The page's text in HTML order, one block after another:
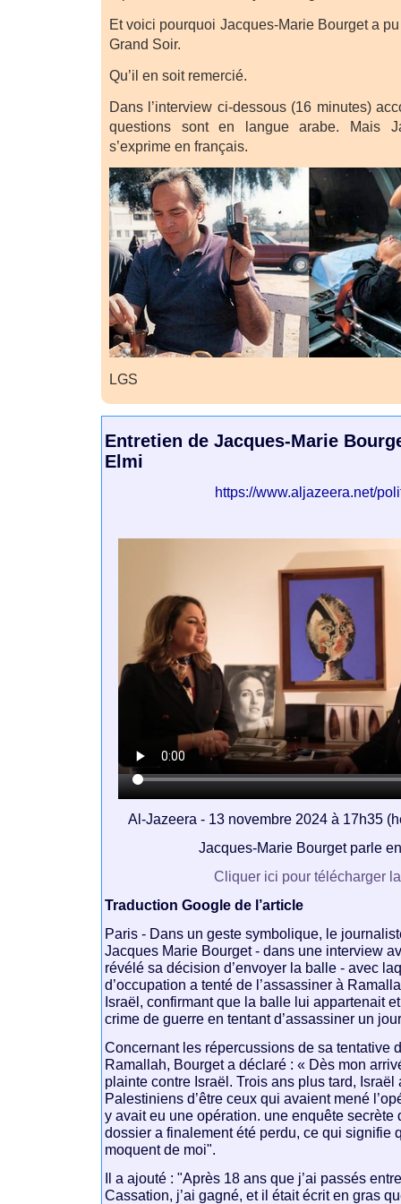
Et voici pourquoi Jacques-Marie Bourget a
Grand Soir.
Qu’il en soit remercié.
Dans l’interview ci-dessous (16 minutes)
questions sont en langue arabe. Mais
s’exprime en français.
LGS
Entretien de Jacques-Marie
Elmi
https://www.aljazeera.net/
Al-Jazeera - 13 novembre 2024 à 17h35
Jacques-Marie Bourget parle
Cliquer ici pour télécharger
Traduction Google de l’article
Paris - Dans un geste symbolique, le
Jacques Marie Bourget - dans une interview
révélé sa décision d’envoyer la balle - avec
d’occupation a tenté de l’assassiner à
Israël, confirmant que la balle lui appartenait
crime de guerre en tentant d’assassiner un
Concernant les répercussions de sa tentative
Ramallah, Bourget a déclaré : « Dès mon
plainte contre Israël. Trois ans plus tard, Israël
Palestiniens d’être ceux qui avaient mené
y avait eu une opération. une enquête secrète
dossier a finalement été perdu, ce qui signifie
moquent de moi".
Il a ajouté : "Après 18 ans que j’ai passés
Cassation, j’ai gagné, et il était écrit en gras